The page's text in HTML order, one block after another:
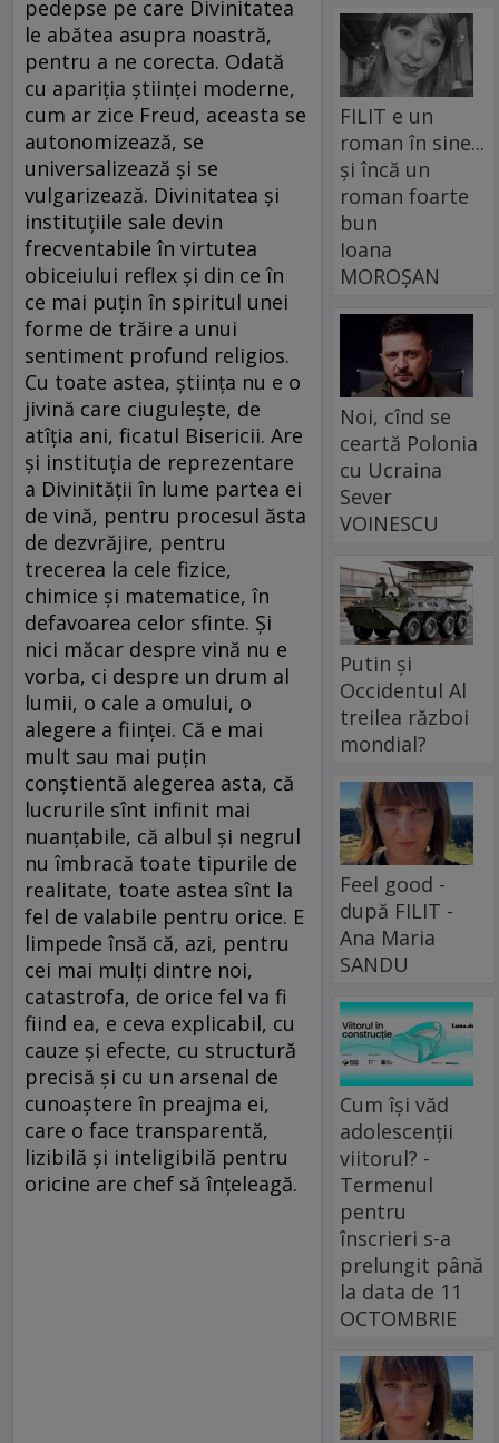
pedepse pe care Divinitatea
le abătea asupra noastră,
pentru a ne corecta. Odată
cu apariția științei moderne,
cum ar zice Freud, aceasta se
autonomizează, se
universalizează și se
vulgarizează. Divinitatea și
instituțiile sale devin
frecventabile în virtutea
obiceiului reflex și din ce în
ce mai puțin în spiritul unei
forme de trăire a unui
sentiment profund religios.
Cu toate astea, știința nu e o
jivină care ciugulește, de
atîția ani, ficatul Bisericii. Are
și instituția de reprezentare
a Divinității în lume partea ei
de vină, pentru procesul ăsta
de dezvrăjire, pentru
trecerea la cele fizice,
chimice și matematice, în
defavoarea celor sfinte. Și
nici măcar despre vină nu e
vorba, ci despre un drum al
lumii, o cale a omului, o
alegere a ființei. Că e mai
mult sau mai puțin
conștientă alegerea asta, că
lucrurile sînt infinit mai
nuanțabile, că albul și negrul
nu îmbracă toate tipurile de
realitate, toate astea sînt la
fel de valabile pentru orice. E
limpede însă că, azi, pentru
cei mai mulți dintre noi,
catastrofa, de orice fel va fi
fiind ea, e ceva explicabil, cu
cauze și efecte, cu structură
precisă și cu un arsenal de
cunoaștere în preajma ei,
care o face transparentă,
lizibilă și inteligibilă pentru
oricine are chef să înțeleagă.
FILIT e un
roman în sine...
și încă un
roman foarte
bun
Ioana
MOROȘAN
Noi, cînd se
ceartă Polonia
cu Ucraina
Sever
VOINESCU
Putin și
Occidentul Al
treilea război
mondial?
Feel good -
după FILIT -
Ana Maria
SANDU
Cum își văd
adolescenții
viitorul? -
Termenul
pentru
înscrieri s-a
prelungit până
la data de 11
OCTOMBRIE